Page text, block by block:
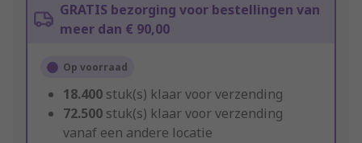
GRATIS bezorging voor bestellingen van
meer dan € 90,00
Op voorraad
18.400 stuk(s) klaar voor verzending
72.500 stuk(s) klaar voor verzending
vanaf een andere locatie